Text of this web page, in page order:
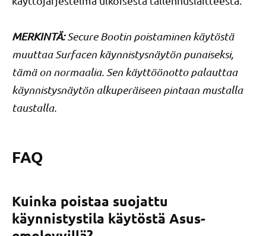
MERKINTÄ:Secure Bootin poistaminen käytöstä
muuttaa Surfacen käynnistysnäytön punaiseksi,
tämä on normaalia. Sen käyttöönotto palauttaa
käynnistysnäytön alkuperäiseen pintaan mustalla
taustalla.
FAQ
Kuinka poistaa suojattu
käynnistystila käytöstä Asus-